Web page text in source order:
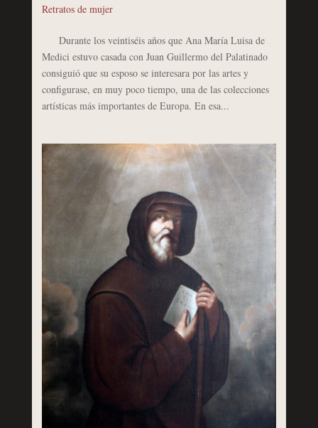
Retratos de mujer
Durante los veintiséis años que Ana María Luisa de
Medici estuvo casada con Juan Guillermo del Palatinado
consiguió que su esposo se interesara por las artes y
configurase, en muy poco tiempo, una de las colecciones
artísticas más importantes de Europa. En esa...